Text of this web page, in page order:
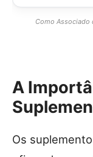
Como Associado
A
Os